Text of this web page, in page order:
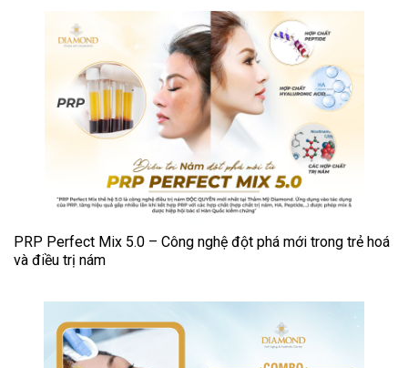
PRP Perfect Mix 5.0 – Công nghệ đột phá mới trong trẻ hoá
và điều trị nám